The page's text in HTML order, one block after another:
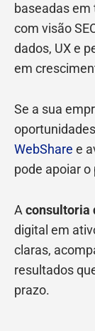
baseadas em
com visão
dados, UX e
em
Se a sua
WebShare e
pode apoiar
A consultoria
digital em
claras,
resultados
prazo.